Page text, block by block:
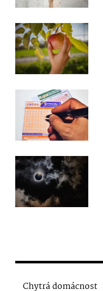
Chytrá domácnost